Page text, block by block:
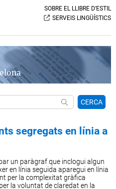
SOBRE EL LLIBRE D’ESTIL
SERVEIS LINGÜÍSTICS
CERCA
segregats en línia a
un paràgraf que inclogui algun
en línia seguida aparegui en línia
per la complexitat gràfica
la voluntat de claredat en la